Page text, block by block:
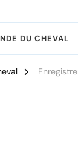
DU CHEVAL